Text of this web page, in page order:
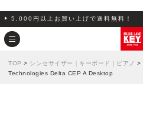
5,000円以上お買い上げで送料無料！
TOP > シンセサイザー｜キーボード｜ピアノ >
Technologies Delta CEP A Desktop